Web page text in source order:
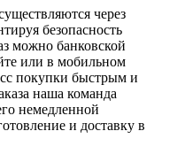
через
безопасность
можно банковской
или в мобильном
покупки быстрым и
наша команда
немедленной
и доставку в